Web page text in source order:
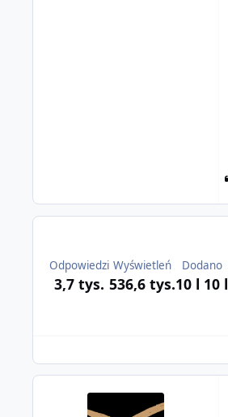
Odpowiedzi
3,7 tys.
Wyświetleń
536,6 tys.
Dodano
10 l 10 l